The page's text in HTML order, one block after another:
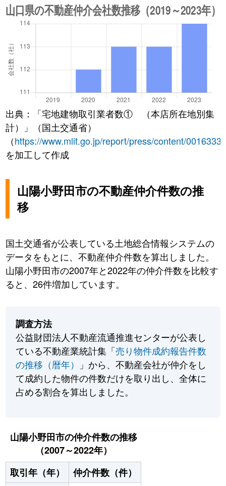
出典：「宅地建物取引業者数① （本店所在地別集
計）」（国土交通省）
（https://www.mlit.go.jp/report/press/content/
を加工して作成
山陽小野田市の不動産仲介件数の推
移
国土交通省が公表している土地総合情報システムの
データをもとに、不動産仲介件数を算出しました。
山陽小野田市の2007年と2022年の仲介件数を比較す
ると、26件増加しています。
調査方法
公益財団法人不動産流通推進センターが公表し
ている不動産業統計集「売り物件成約報告件数
の推移（暦年）
」から、不動産会社が仲介をし
て成約した物件の件数だけを取り出し、全体に
占める割合を算出しました。
山陽小野田市の仲介件数の推移
（2007～2022年）
取引年（年）
仲介件数（件）